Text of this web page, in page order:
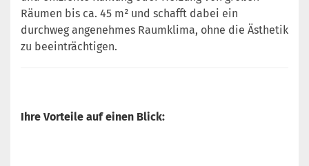
Räumen bis ca. 45 m² und schafft dabei ein
durchweg angenehmes Raumklima, ohne die Ästhetik
zu beeinträchtigen.
Ihre Vorteile auf einen Blick: